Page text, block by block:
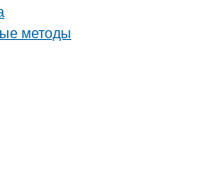
методы